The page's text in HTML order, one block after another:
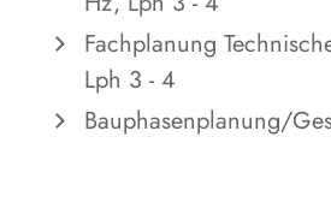
Fachplanung
Lph 3 - 4
Bauphasenplanung/